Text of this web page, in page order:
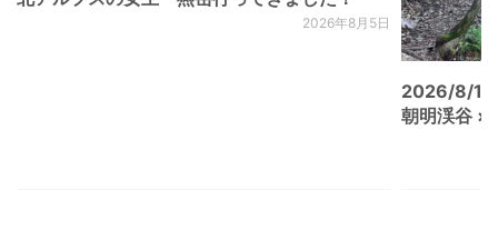
2026年8月5日
2026/8/
朝明渓谷 ×